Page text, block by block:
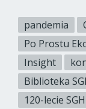
pandemia
Po Prostu
Insight
Biblioteka
120-lecie SGH